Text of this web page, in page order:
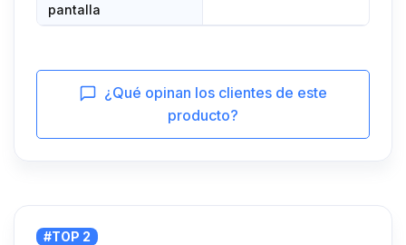
pantalla
¿Qué opinan los clientes de este
producto?
#TOP 2